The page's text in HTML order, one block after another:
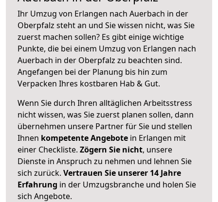
Ihr Umzug von Erlangen nach Auerbach in der
Oberpfalz steht an und Sie wissen nicht, was Sie
zuerst machen sollen? Es gibt einige wichtige
Punkte, die bei einem Umzug von Erlangen nach
Auerbach in der Oberpfalz zu beachten sind.
Angefangen bei der Planung bis hin zum
Verpacken Ihres kostbaren Hab & Gut.
Wenn Sie durch Ihren alltäglichen Arbeitsstress
nicht wissen, was Sie zuerst planen sollen, dann
übernehmen unsere Partner für Sie und stellen
Ihnen kompetente Angebote in Erlangen mit
einer Checkliste. Zögern Sie nicht, unsere
Dienste in Anspruch zu nehmen und lehnen Sie
sich zurück. Vertrauen Sie unserer 14 Jahre
Erfahrung in der Umzugsbranche und holen Sie
sich Angebote.